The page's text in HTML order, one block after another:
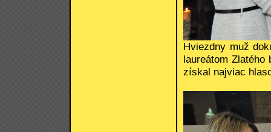
Hviezdny muž
laureátom
získal najviac